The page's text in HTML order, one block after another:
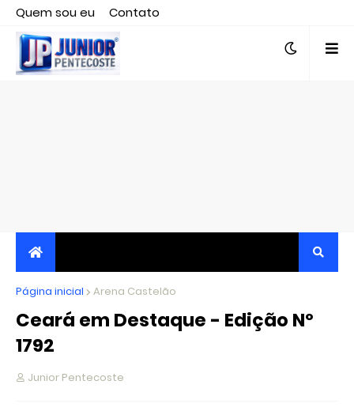
Quem sou eu
Contato
Editor responsável, jornalista Clovis Almeida.
JORNALISMO INDEPENDENTE, TRANSPARENTE E
CRÍTICO
Página inicial Arena Castelão
Ceará em Destaque - Edição Nº
1792
Junior Pentecoste